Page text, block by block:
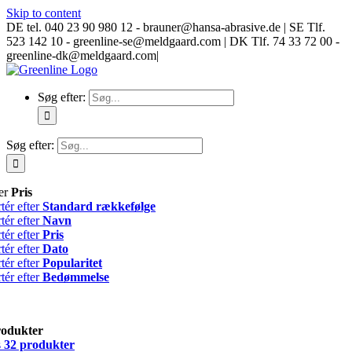
Skip to content
DE tel. 040 23 90 980 12 - brauner@hansa-abrasive.de | SE Tlf.
523 142 10 - greenline-se@meldgaard.com | DK Tlf. 74 33 72 00 -
greenline-dk@meldgaard.com|
Søg efter:
Søg efter:
Pris
efterStandard rækkefølge
efterNavn
efterPris
efterDato
efterPopularitet
efterBedømmelse
32 produkter